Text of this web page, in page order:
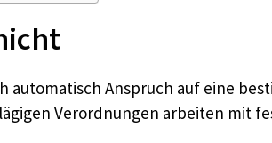
Anspruch auf eine
Verordnungen arbeiten mit